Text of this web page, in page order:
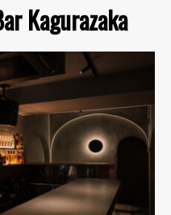
Kagurazaka